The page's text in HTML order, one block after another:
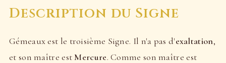
Description du Signe
Gémeaux est le troisième Signe. Il n'a pas d'exaltation,
et son maître estMercure. Comme son maître est